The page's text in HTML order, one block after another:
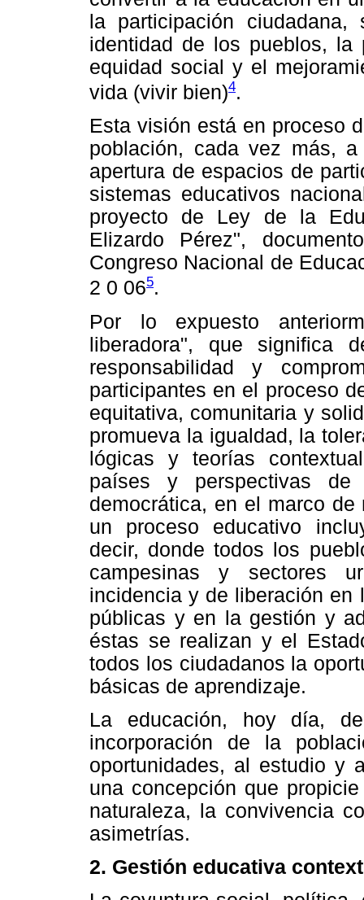
la participación
identidad de los pueblos, la
equidad social y el
vida (vivir bien)4.
Esta visión está en proceso
población, cada vez más,
apertura de espacios de
sistemas educativos
proyecto de Ley de la
Elizardo Pérez",
Congreso Nacional de
2 0 065.
Por lo expuesto
liberadora", que significa
responsabilidad y
participantes en el proceso
equitativa, comunitaria y
promueva la igualdad, la
lógicas y teorías
países y perspectivas de
democrática, en el marco
un proceso educativo
decir, donde todos los
campesinas y sectores
incidencia y de liberación en
públicas y en la gestión y
éstas se realizan y el
todos los ciudadanos la
básicas de aprendizaje.
La educación, hoy día,
incorporación de la
oportunidades, al estudio y
una concepción que
naturaleza, la convivencia
asimetrías.
2. Gestión educativa